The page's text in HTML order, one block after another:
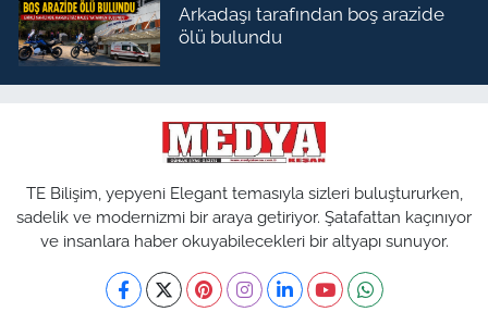
Arkadaşı tarafından boş arazide
ölü bulundu
TE Bilişim, yepyeni Elegant temasıyla sizleri buluştururken,
sadelik ve modernizmi bir araya getiriyor. Şatafattan kaçınıyor
ve insanlara haber okuyabilecekleri bir altyapı sunuyor.